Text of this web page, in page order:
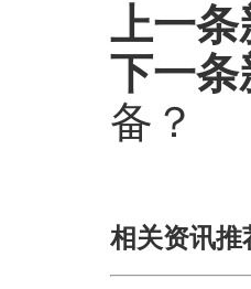
上一条
下一条
备？
相关资讯推